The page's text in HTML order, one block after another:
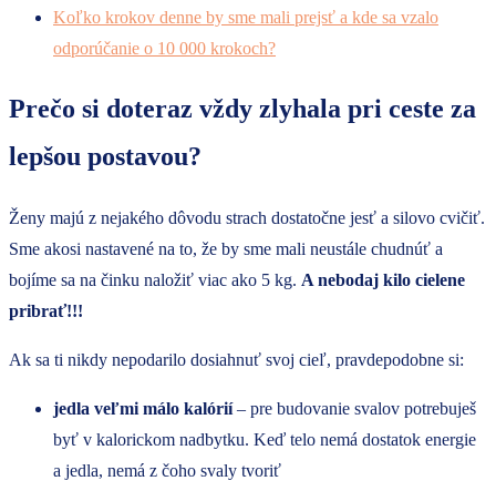
Koľko krokov denne by sme mali prejsť a kde sa vzalo
odporúčanie o 10 000 krokoch?
Prečo si doteraz vždy zlyhala pri ceste za
lepšou postavou?
Ženy majú z nejakého dôvodu strach dostatočne jesť a silovo cvičiť.
Sme akosi nastavené na to, že by sme mali neustále chudnúť a
bojíme sa na činku naložiť viac ako 5 kg. A nebodaj kilo cielene
pribrať!!!
Ak sa ti nikdy nepodarilo dosiahnuť svoj cieľ, pravdepodobne si:
jedla veľmi málo kalórií– pre budovanie svalov potrebuješ
byť v kalorickom nadbytku. Keď telo nemá dostatok energie
a jedla, nemá z čoho svaly tvoriť